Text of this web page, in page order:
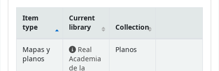
Item
type
Current
library
Collection
Mapas y
planos
Real
Academia
de la
Planos